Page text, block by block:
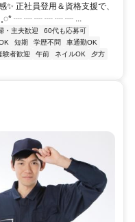
正社員登用＆資格支援で、
˳◌* ┈ ┈ ┈ ┈ ┈ ┈ ...
・主夫歓迎
60代も応募可
短期 学歴不問
車通勤OK
験者歓迎 午前 ネイルOK
夕方